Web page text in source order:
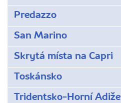
Predazzo
San Marino
Skrytá místa na Capri
Toskánsko
Tridentsko-Horní Adiže